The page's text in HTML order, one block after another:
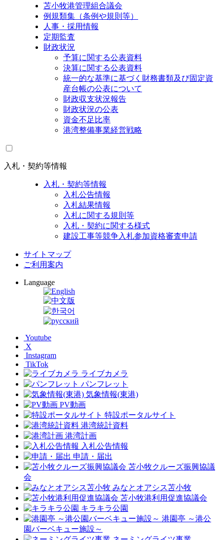
苫小牧港管理組合議会
例規類集（条例や規則等）
人事・採用情報
定期監査
財政状況
予算に関する公表資料
決算に関する公表資料
統一的な基準に基づく財務書類及び固定資
産台帳の公表について
財政収支状況報告
財政状況の公表
資金不足比率
港湾整備事業経営戦略
入札・契約等情報
入札・契約等情報
入札公告情報
入札結果情報
入札に関する規則等
入札・契約に関する様式
建設工事等競争入札参加資格審査申請
サイトマップ
ご利用案内
Language
Youtube
X
Instagram
TikTok
ライブカメラ
パンフレット
気象情報(東港)
PV動画
特設ポータルサイト
港湾統計資料
港湾計画
入札公告情報
申請・届出
苫小牧クルーズ振興協議
会
みなとオアシス苫小牧
苫小牧港利用促進協議会
キラキラ公園
港園亭 ～港公
園バーベキュー施設～